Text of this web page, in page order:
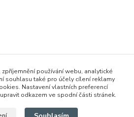
používání webu, analytické
souhlasu také pro účely cílení reklamy
Nastavení vlastních preferencí
odkazem ve spodní části stránek.